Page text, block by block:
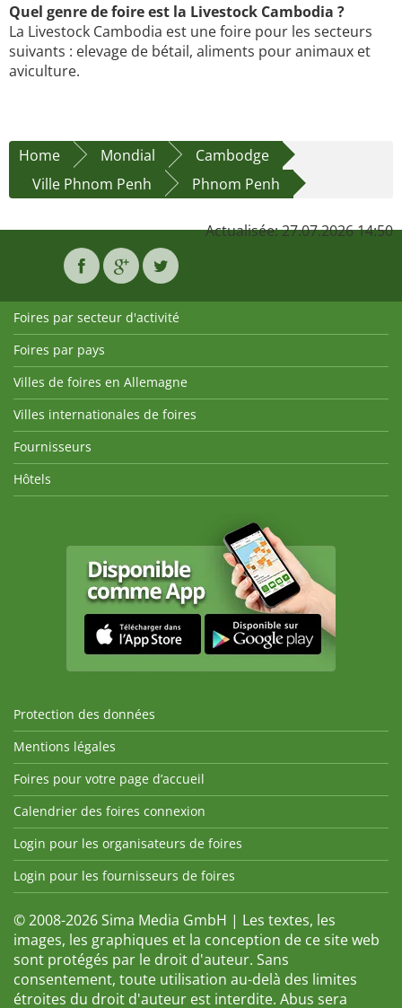
Quel genre de foire est la Livestock Cambodia ?
La Livestock Cambodia est une foire pour les secteurs
suivants : elevage de bétail, aliments pour animaux et
aviculture.
Home Mondial
Cambodge
Ville Phnom Penh
Phnom Penh
Actualisée: 27.07.2026 14:50
Foires par secteur d'activité
Foires par pays
Villes de foires en Allemagne
Villes internationales de foires
Fournisseurs
Hôtels
Protection des données
Mentions légales
Foires pour votre page d’accueil
Calendrier des foires connexion
Login pour les organisateurs de foires
Login pour les fournisseurs de foires
© 2008-2026 Sima Media GmbH | Les textes, les
images, les graphiques et la conception de ce site web
sont protégés par le droit d'auteur. Sans
consentement, toute utilisation au-delà des limites
étroites du droit d'auteur est interdite. Abus sera